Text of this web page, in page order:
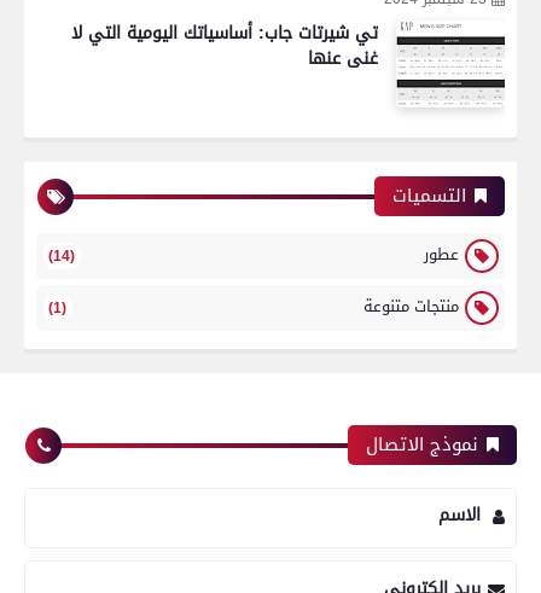
تي شيرتات جاب: أساسياتك اليومية التي لا
غنى عنها
التسميات
عطور (14)
منتجات متنوعة (1)
نموذج الاتصال
الاسم